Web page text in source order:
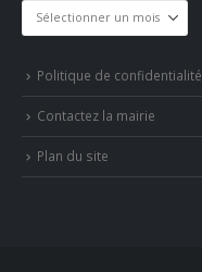
Archives
des
Politique de confidentialité
Contactez la mairie
Plan du site